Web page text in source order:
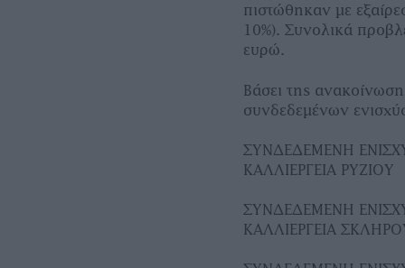
πιστώθηκαν με
10%). Συνολικά
ευρώ.
Βάσει της
συνδεδεμένων
ΣΥΝΔΕΔΕΜΕΝΗ
ΚΑΛΛΙΕΡΓΕΙΑ ΡΥΖΙΟΥ
ΣΥΝΔΕΔΕΜΕΝΗ
ΚΑΛΛΙΕΡΓΕΙΑ